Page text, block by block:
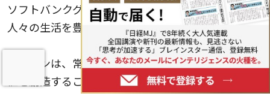
ソフトバンクグループのミッションは、情報革命で
人々の生活を豊かにすることです。
ビジョンは、常に最先端の技術を追求し、新しい価
値を創造することにあります。